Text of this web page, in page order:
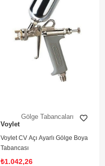
Gölge Tabancaları
Voylet
Voylet CV Açı Ayarlı Gölge Boya
Tabancası
₺1.042,26